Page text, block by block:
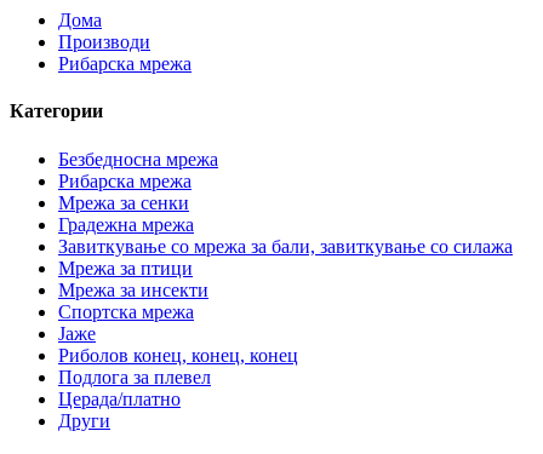
Дома
Производи
Рибарска мрежа
Категории
Безбедносна мрежа
Рибарска мрежа
Мрежа за сенки
Градежна мрежа
Завиткување со мрежа за бали, завиткување со силажа
Мрежа за птици
Мрежа за инсекти
Спортска мрежа
Јаже
Риболов конец, конец, конец
Подлога за плевел
Церада/платно
Други